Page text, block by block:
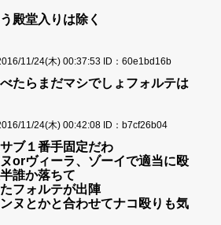
殿堂入りは除く
11/24(木) 00:37:53 ID：60e1bd16b
たらまだマシでしょフォルテは
11/24(木) 00:42:08 ID：b7cf26b04
ブ１番手固定だわ
orヴィーラ、ゾーイで適当に殴
誰か落ちて
フォルテが出陣
ヌとかと合わせてナコ殴りも気